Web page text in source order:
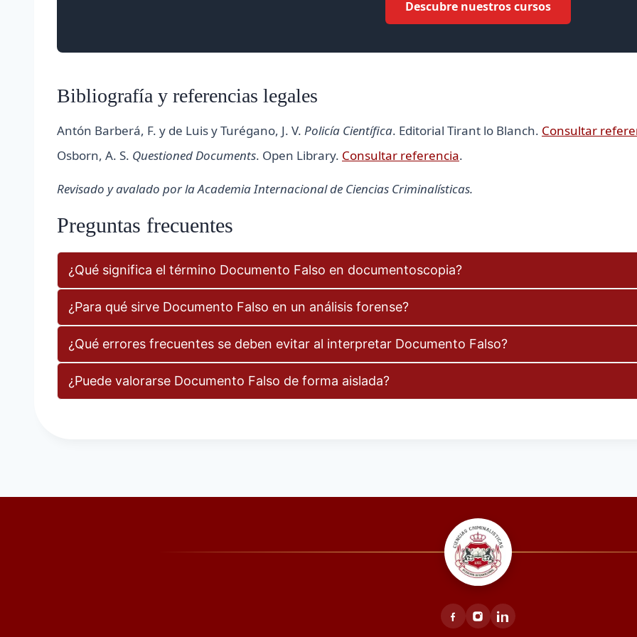
Descubre nuestros cursos
Bibliografía y referencias legales
Antón Barberá, F. y de Luis y Turégano, J. V. Policía Científica. Editorial Tirant lo Blanch. Consultar
Osborn, A. S. Questioned Documents. Open Library. Consultar referencia.
Revisado y avalado por la Academia Internacional de Ciencias Criminalísticas.
Preguntas frecuentes
¿Qué significa el término Documento Falso en documentoscopia?
¿Para qué sirve Documento Falso en un análisis forense?
¿Qué errores frecuentes se deben evitar al interpretar Documento Falso?
¿Puede valorarse Documento Falso de forma aislada?